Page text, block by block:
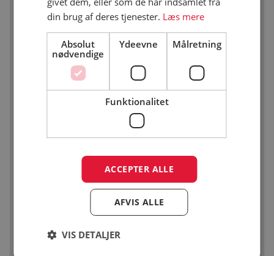
Indendørs sportshal
Udendørs grill max. 1 km. fra pladsen
Fiskevand max. 5 km. fra pladsen
Badestrand/Sandstrand max. 5 km. fra pladsen
Forslag til cykelture i nærområde, som
folder/min. 3 stk. Rute på mindst 10 km.
din brug af deres tjenester. Læs mere
Absolut
nødvendige
Ydeevne Målretning
Funktionalitet
ACCEPTER ALLE
AFVIS ALLE
VIS DETALJER